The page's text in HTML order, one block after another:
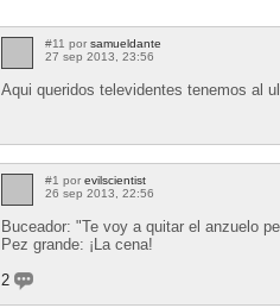
#11 por samueldante
27 sep 2013, 23:56
Aqui queridos televidentes tenemos al
#1 por evilscientist
26 sep 2013, 22:56
Buceador: "Te voy a quitar el anzuelo
Pez grande: ¡La cena!
2